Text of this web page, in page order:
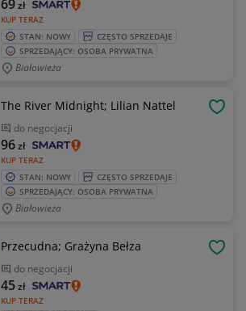
KUP TERAZ
69zł
STAN: NOWY
CZĘSTO SPRZEDAJE
SPRZEDAJĄCY: OSOBA PRYWATNA
Białowieża
The River Midnight; Lilian Nattel
do negocjacji
KUP TERAZ
96zł
STAN: NOWY
CZĘSTO SPRZEDAJE
SPRZEDAJĄCY: OSOBA PRYWATNA
Białowieża
Przecudna; Grażyna Bełza
do negocjacji
KUP TERAZ
45zł